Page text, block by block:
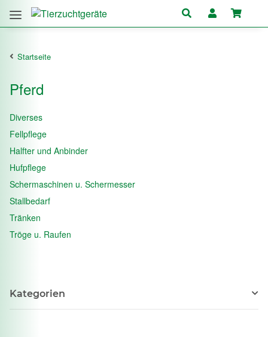
Startseite
Pferd
Diverses
Fellpflege
Halfter und Anbinder
Hufpflege
Schermaschinen u. Schermesser
Stallbedarf
Tränken
Tröge u. Raufen
Kategorien